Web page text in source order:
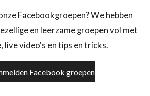
b
o
k
a
r
a
o
Facebookgroepen? We hebben
en leerzame groepen vol met
live video's en tips en tricks.
Facebook groepen